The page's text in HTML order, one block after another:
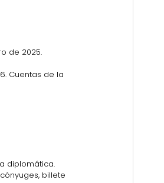
de 2025.
Cuentas de la
diplomática.
billete